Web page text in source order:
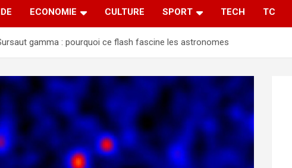
ECONOMIE CULTURE SPORT TECH TC
gamma : pourquoi ce flash fascine les astronomes